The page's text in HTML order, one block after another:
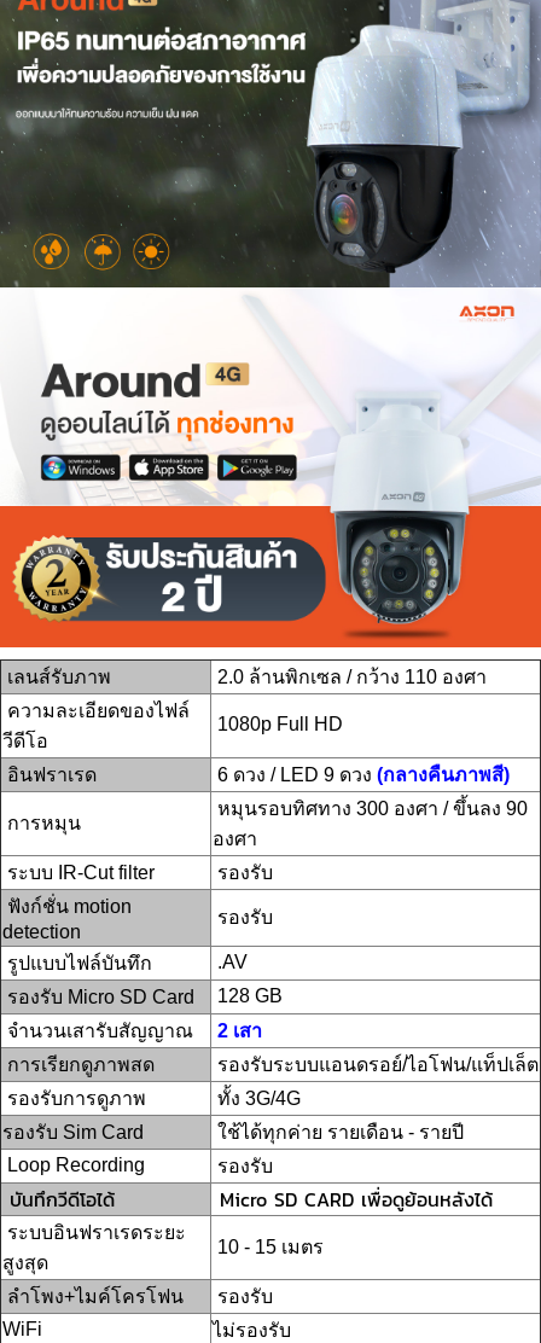
เลนส์รับภาพ
2.0 ล้านพิกเซล / กว้าง 110 องศา
ความละเอียดของไฟล์
วีดีโอ
1080p Full HD
อินฟราเรด 6 ดวง / LED 9 ดวง (กลางคืนภาพสี)
การหมุน
หมุนรอบทิศทาง 300 องศา / ขึ้นลง 90
องศา
ระบบ IR-Cut filter
รองรับ
ฟังก์ชั่น motion
detection
รองรับ
รูปแบบไฟล์บันทึก
.AV
รองรับ Micro SD Card
128 GB
จำนวนเสารับสัญญาณ
2 เสา
การเรียกดูภาพสด
รองรับระบบแอนดรอย์/ไอโฟน/แท็ปเล็ต
รองรับการดูภาพ
ทั้ง 3G/4G
รองรับ Sim Card
ใช้ได้ทุกค่าย รายเดือน - รายปี
Loop Recording
รองรับ
บันทึกวีดีโอได้ Micro SD CARD เพื่อดูย้อนหลังได้
ระบบอินฟราเรดระยะ
สูงสุด
10 - 15 เมตร
ลำโพง+ไมค์โครโฟน
รองรับ
WiFi
ไม่รองรับ